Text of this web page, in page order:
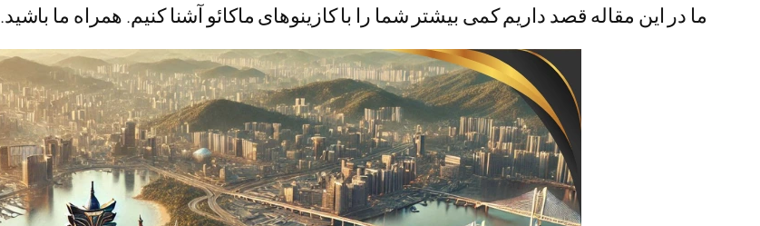
ما در این مقاله قصد داریم کمی بیشتر شما را با کازینوهای ماکائو آشنا کنیم. همراه ما باشید.